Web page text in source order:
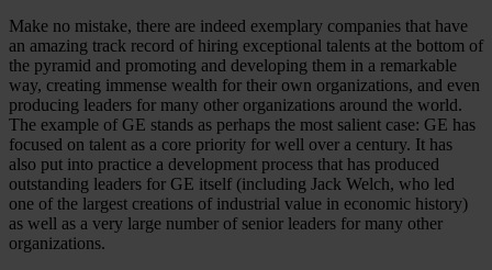
Make no mistake, there are indeed exemplary companies that have
an amazing track record of hiring exceptional talents at the bottom of
the pyramid and promoting and developing them in a remarkable
way, creating immense wealth for their own organizations, and even
producing leaders for many other organizations around the world.
The example of GE stands as perhaps the most salient case: GE has
focused on talent as a core priority for well over a century. It has
also put into practice a development process that has produced
outstanding leaders for GE itself (including Jack Welch, who led
one of the largest creations of industrial value in economic history)
as well as a very large number of senior leaders for many other
organizations.